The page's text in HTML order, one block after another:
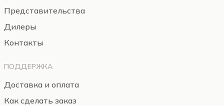
Представительства
Дилеры
Контакты
ПОДДЕРЖКА
Доставка и оплата
Как сделать заказ